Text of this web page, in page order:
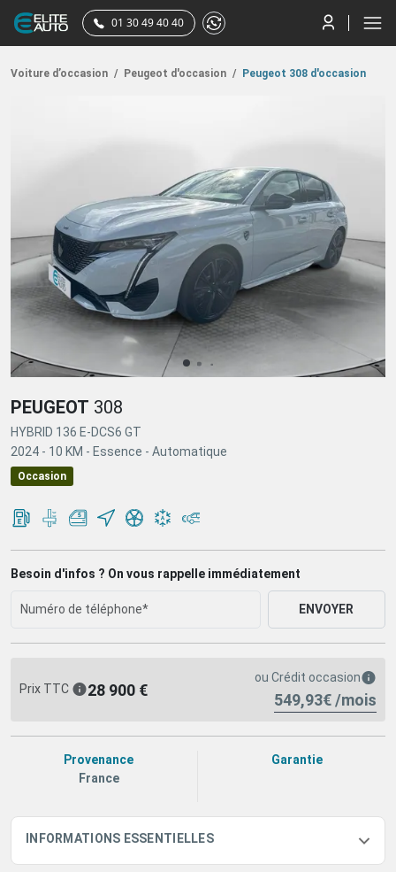
01 30 49 40 40
Voiture d’occasion / Peugeot d'occasion / Peugeot 308 d'occasion
PEUGEOT 308
HYBRID 136 E-DCS6 GT
2024 - 10 KM - Essence - Automatique
Occasion
Besoin d'infos ? On vous rappelle immédiatement
ENVOYER
Prix TTC 28 900 €
ou Crédit occasion
549,93€ /mois
Provenance
France
Garantie
INFORMATIONS ESSENTIELLES